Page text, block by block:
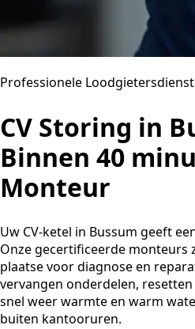
Professionele Loodgietersdienst
CV Storing in
Binnen 40
Monteur
Uw CV-ketel in Bussum geeft
Onze gecertificeerde monteurs
plaatse voor diagnose en
vervangen onderdelen,
snel weer warmte en warm
buiten kantooruren.